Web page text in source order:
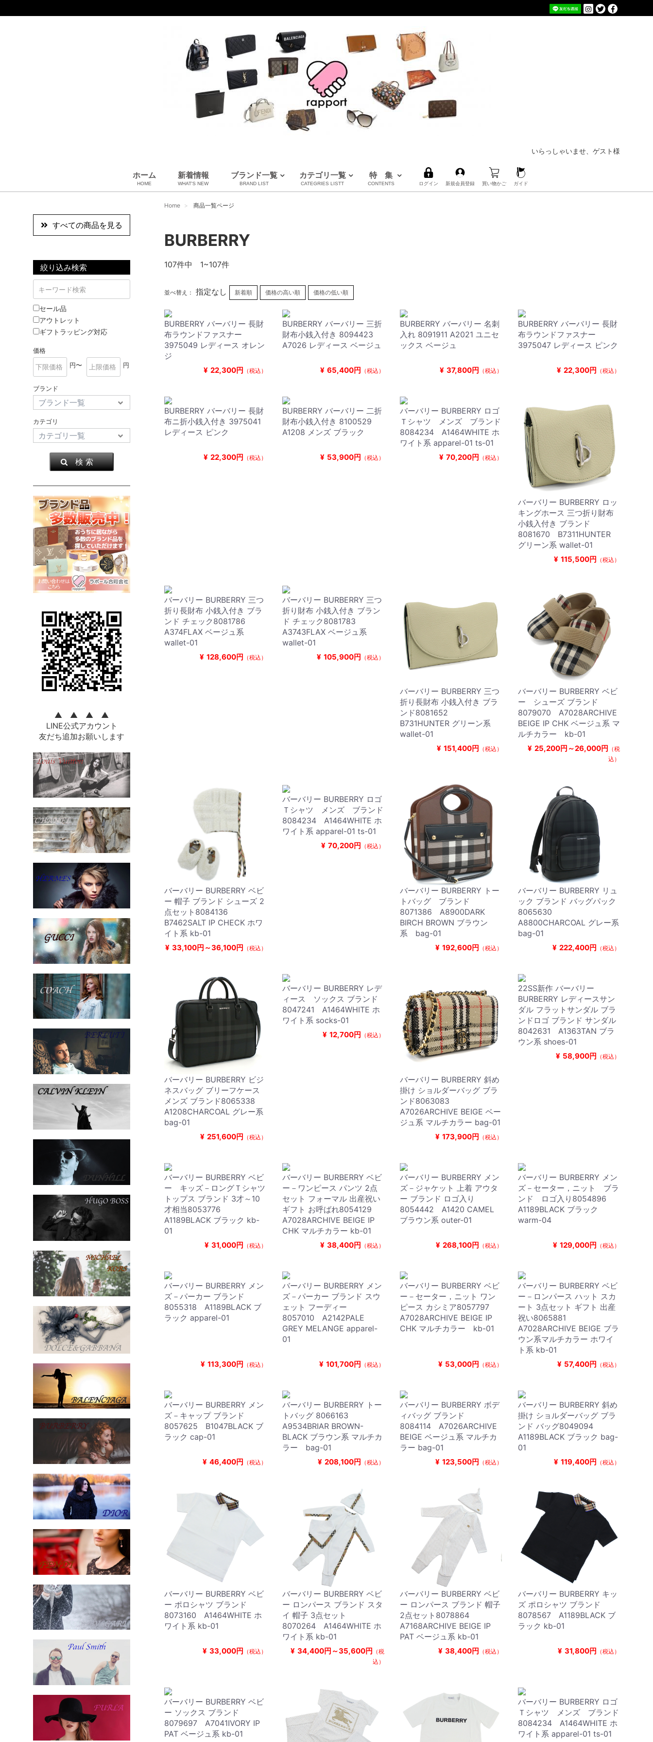
いらっしゃいませ、ゲスト様
ホーム
HOME
新着情報
WHAT'S NEW
ブランド一覧
BRAND LIST
ルイヴィトン
シャネル
エルメス
全てのブランドを見る
カテゴリ一覧
CATEGRIES LISTT
バッグ＆ポーチ
アロマ＆フレグランス
雑貨・その他
USED Hermès
USED CHANEL
USED other
特 集
CONTENTS ログイン 新規会員登録 買い物かご ガイド
Home 商品一覧ページ
すべての商品を見る
絞り込み検索
セール品
アウトレット
ギフトラッピング対応
価格
円〜
円
ブランド
カテゴリ
検 索
▲ ▲ ▲ ▲
LINE公式アカウント
友だち追加お願いします
BURBERRY
107件中 1~107件
並べ替え： 指定なし 新着順 価格の高い順 価格の低い順
BURBERRY バーバリー 長財
布ラウンドファスナー
3975049 レディース オレン
ジ
¥ 22,300円 （税込）
BURBERRY バーバリー 三折
財布小銭入付き 8094423
A7026 レディース ベージュ
¥ 65,400円 （税込）
BURBERRY バーバリー 名刺
入れ 8091911 A2021 ユニセ
ックス ベージュ
¥ 37,800円 （税込）
BURBERRY バーバリー 長財
布ラウンドファスナー
3975047 レディース ピンク
¥ 22,300円 （税込）
BURBERRY バーバリー 長財
布ニ折小銭入付き 3975041
レディース ピンク
¥ 22,300円 （税込）
BURBERRY バーバリー 二折
財布小銭入付き 8100529
A1208 メンズ ブラック
¥ 53,900円 （税込）
バーバリー BURBERRY ロゴ
Ｔシャツ メンズ ブランド
8084234 A1464WHITE ホ
ワイト系 apparel-01 ts-01
¥ 70,200円 （税込）
バーバリー BURBERRY ロッ
キングホース 三つ折り財布
小銭入付き ブランド
8081670 B7311HUNTER
グリーン系 wallet-01
¥ 115,500円 （税込）
バーバリー BURBERRY 三つ
折り長財布 小銭入付き ブラ
ンド チェック8081786
A374FLAX ベージュ系
wallet-01
¥ 128,600円 （税込）
バーバリー BURBERRY 三つ
折り財布 小銭入付き ブラン
ド チェック8081783
A3743FLAX ベージュ系
wallet-01
¥ 105,900円 （税込）
バーバリー BURBERRY 三つ
折り長財布 小銭入付き ブラ
ンド8081652
B731HUNTER グリーン系
wallet-01
¥ 151,400円 （税込）
バーバリー BURBERRY ベビ
ー シューズ ブランド
8079070 A7028ARCHIVE
BEIGE IP CHK ベージュ系 マ
ルチカラー kb-01
¥ 25,200円～26,000円 （税
込）
バーバリー BURBERRY ベビ
ー 帽子 ブランド シューズ 2
点セット8084136
B7462SALT IP CHECK ホワ
イト系 kb-01
¥ 33,100円～36,100円 （税込）
バーバリー BURBERRY ロゴ
Ｔシャツ メンズ ブランド
8084234 A1464WHITE ホ
ワイト系 apparel-01 ts-01
¥ 70,200円 （税込）
バーバリー BURBERRY トー
トバッグ ブランド
8071386 A8900DARK
BIRCH BROWN ブラウン
系 bag-01
¥ 192,600円 （税込）
バーバリー BURBERRY リュ
ック ブランド バッグパック
8065630
A8800CHARCOAL グレー系
bag-01
¥ 222,400円 （税込）
バーバリー BURBERRY ビジ
ネスバッグ ブリーフケース
メンズ ブランド8065338
A1208CHARCOAL グレー系
bag-01
¥ 251,600円 （税込）
バーバリー BURBERRY レデ
ィース ソックス ブランド
8047241 A1464WHITE ホ
ワイト系 socks-01
¥ 12,700円 （税込）
バーバリー BURBERRY 斜め
掛け ショルダーバッグ ブラ
ンド8063083
A7026ARCHIVE BEIGE ベー
ジュ系 マルチカラー bag-01
¥ 173,900円 （税込）
22SS新作 バーバリー
BURBERRY レディースサン
ダル フラットサンダル ブラ
ンドロゴ ブランド サンダル
8042631 A1363TAN ブラ
ウン系 shoes-01
¥ 58,900円 （税込）
バーバリー BURBERRY ベビ
ー キッズ－ロングＴシャツ
トップス ブランド 3才～10
才相当8053776
A1189BLACK ブラック kb-
01
¥ 31,000円 （税込）
バーバリー BURBERRY ベビ
ー－ワンピース パンツ 2点
セット フォーマル 出産祝い
ギフト お呼ばれ8054129
A7028ARCHIVE BEIGE IP
CHK マルチカラー kb-01
¥ 38,400円 （税込）
バーバリー BURBERRY メン
ズ－ジャケット 上着 アウタ
ー ブランド ロゴ入り
8054442 A1420 CAMEL
ブラウン系 outer-01
¥ 268,100円 （税込）
バーバリー BURBERRY メン
ズ－セーター，ニット ブラ
ンド ロゴ入り8054896
A1189BLACK ブラック
warm-04
¥ 129,000円 （税込）
バーバリー BURBERRY メン
ズ－パーカー ブランド
8055318 A1189BLACK ブ
ラック apparel-01
¥ 113,300円 （税込）
バーバリー BURBERRY メン
ズ－パーカー ブランド スウ
ェット フーディー
8057010 A2142PALE
GREY MELANGE apparel-
01
¥ 101,700円 （税込）
バーバリー BURBERRY ベビ
ー－セーター，ニット ワン
ピース カシミア8057797
A7028ARCHIVE BEIGE IP
CHK マルチカラー kb-01
¥ 53,000円 （税込）
バーバリー BURBERRY ベビ
ー－ロンパース ハット スカ
ート 3点セット ギフト 出産
祝い8065881
A7028ARCHIVE BEIGE ブラ
ウン系マルチカラー ホワイ
ト系 kb-01
¥ 57,400円 （税込）
バーバリー BURBERRY メン
ズ－キャップ ブランド
8057625 B1047BLACK ブ
ラック cap-01
¥ 46,400円 （税込）
バーバリー BURBERRY トー
トバッグ 8066163
A9534BRIAR BROWN-
BLACK ブラウン系 マルチカ
ラー bag-01
¥ 208,100円 （税込）
バーバリー BURBERRY ボデ
ィバッグ ブランド
8084114 A7026ARCHIVE
BEIGE ベージュ系 マルチカ
ラー bag-01
¥ 123,500円 （税込）
バーバリー BURBERRY 斜め
掛け ショルダーバッグ ブラ
ンド バッグ8049094
A1189BLACK ブラック bag-
01
¥ 119,400円 （税込）
バーバリー BURBERRY ベビ
ー ポロシャツ ブランド
8073160 A1464WHITE ホ
ワイト系 kb-01
¥ 33,000円 （税込）
バーバリー BURBERRY ベビ
ー ロンパース ブランド スタ
イ 帽子 3点セット
8070264 A1464WHITE ホ
ワイト系 kb-01
¥ 34,400円～35,600円 （税
込）
バーバリー BURBERRY ベビ
ー ロンパース ブランド 帽子
2点セット8078864
A7168ARCHIVE BEIGE IP
PAT ベージュ系 kb-01
¥ 38,400円 （税込）
バーバリー BURBERRY キッ
ズ ポロシャツ ブランド
8078567 A1189BLACK ブ
ラック kb-01
¥ 31,800円 （税込）
バーバリー BURBERRY ベビ
ー ソックス ブランド
8079697 A7041IVORY IP
PAT ベージュ系 kb-01
バーバリー BURBERRY ロゴ
Ｔシャツ メンズ ブランド
8084234 A1464WHITE ホ
ワイト系 apparel-01 ts-01